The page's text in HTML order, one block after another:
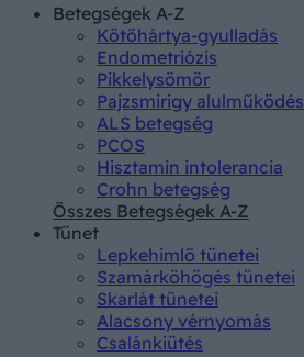
Betegségek A-Z
Kötőhártya-gyulladás
Endometriózis
Pikkelysömör
Pajzsmirigy alulműködés
ALS betegség
PCOS
Hisztamin intolerancia
Crohn betegség
Összes Betegségek A-Z
Tünet
Lepkehimlő tünetei
Szamárköhögés tünetei
Skarlát tünetei
Alacsony vérnyomás
Csalánkiütés